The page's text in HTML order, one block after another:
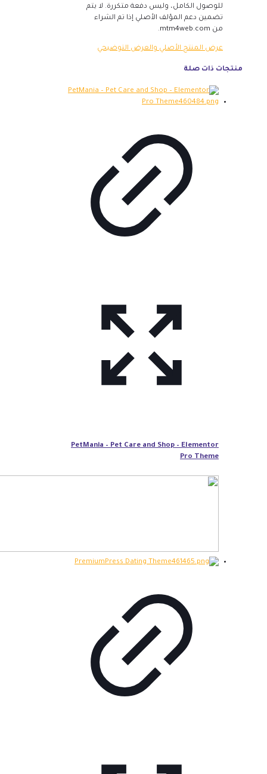
للوصول الكامل، وليس دفعة متكررة. لا يتم
تضمين دعم المؤلف الأصلي إذا تم الشراء
من mtm4web.com.
عرض المنتج الأصلي والعرض التوضيحي
منتجات ذات صلة
PetMania – Pet Care and Shop – Elementor
Pro Theme